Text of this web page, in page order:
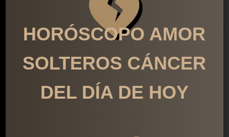
HORÓSCOPO AMOR
SOLTEROS CÁNCER
DEL DÍA DE HOY